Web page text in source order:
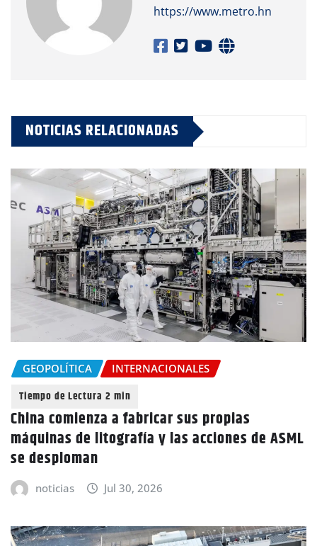
https://www.metro.hn
NOTICIAS RELACIONADAS
GEOPOLÍTICA INTERNACIONALES
China comienza a fabricar sus propias
máquinas de litografía y las acciones de ASML
se desploman
noticias Jul 30, 2026